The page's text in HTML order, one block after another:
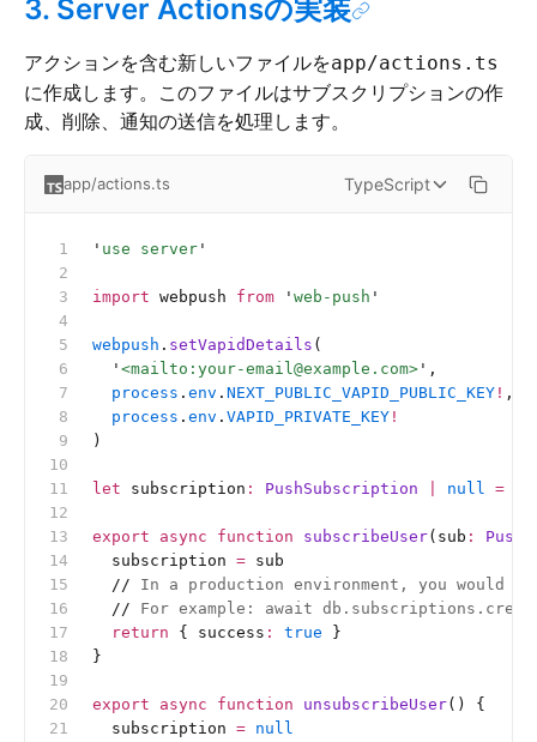
3. Server Actionsの実装
アクションを含む新しいファイルをapp/actions.ts
に作成します。このファイルはサブスクリプションの作
成、削除、通知の送信を処理します。
app/actions.ts TypeScript
' use server '
import webpush from ' web-push '
webpush . setVapidDetails (
  '
<mailto: your-email@example.com> ' ,
  process
. env . NEXT_PUBLIC_VAPID_PUBLIC_KEY ! ,
  process
. env . VAPID_PRIVATE_KEY !
)
let subscription : PushSubscription null =
export async function subscribeUser(sub :
  subscription
= sub
  //
In a production environment, you would
  //
For example: await
  return
{ success : true }
}
export async function unsubscribeUser() {
  subscription
= null